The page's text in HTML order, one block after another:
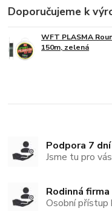
Doporučujeme k
WFT PLASMA
150m, zelená
Podpora 7
Jsme tu pro
Rodinná firma
Osobní přístup